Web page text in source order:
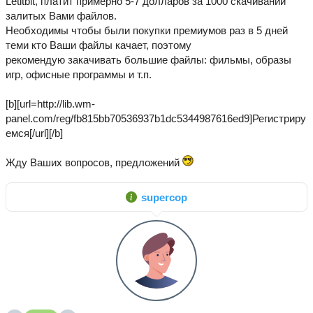
залитых Вами файлов.
Необходимы чтобы были покупки премиумов раз в 5 дней
теми кто Ваши файлы качает, поэтому
рекомендую закачивать большие файлы: фильмы, образы
игр, офисные программы и т.п.
[b][url=http://lib.wm-
panel.com/reg/fb815bb70536937b1dc5344987616ed9]Регистриру
емся[/url][/b]
Жду Ваших вопросов, предложений
supercop